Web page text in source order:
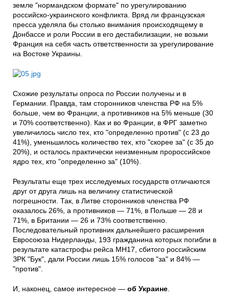
земле "нормандском формате" по урегулированию
российско-украинского конфликта. Вряд ли французская
пресса уделяла бы столько внимания происходящему в
Донбассе и роли России в его дестабилизации, не возьми
Франция на себя часть ответственности за урегулирование
на Востоке Украины.
Схожие результаты опроса по России получены и в
Германии. Правда, там сторонников членства РФ на 5%
больше, чем во Франции, а противников на 5% меньше (30
и 70% соответственно). Как и во Франции, в ФРГ заметно
увеличилось число тех, кто "определенно против" (с 23 до
41%), уменьшилось количество тех, кто "скорее за" (с 35 до
20%), и осталось практически неизменным пророссийское
ядро тех, кто "определенно за" (10%).
Результаты еще трех исследуемых государств отличаются
друг от друга лишь на величину статистической
погрешности. Так, в Литве сторонников членства РФ
оказалось 26%, а противников — 71%, в Польше — 28 и
71%, в Британии — 26 и 73% соответственно.
Последовательный противник дальнейшего расширения
Евросоюза Нидерланды, 193 гражданина которых погибли в
результате катастрофы рейса МН17, сбитого российским
ЗРК "Бук", дали России лишь 15% голосов "за" и 84% —
"против".
И, наконец, самое интересное — об Украине